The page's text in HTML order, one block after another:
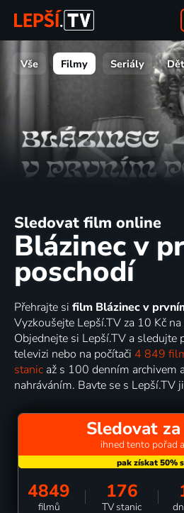
Vše Filmy Seriály
Sledovat film online
Blázinec v
poschodí
Přehrajte si film Blázinec v
Vyzkoušejte Lepší.TV za 10 Kč
Objednejte si Lepší.TV a sledujte
televizi nebo na počítači 4 849
stanic až s 100 denním archivem
nahráváním. Bavte se s Lepší.TV
Sledovat
ihned tento pořad
4849
filmů
176
TV stanic